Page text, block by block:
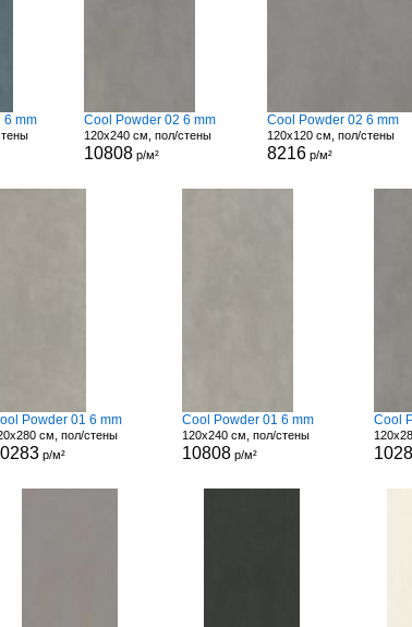
6 mm Cool Powder 02 6 mm
120x240 см, пол/стены
10808р/м²
Cool Powder 02 6 mm
120x120 см, пол/стены
8216р/м²
Powder 01 6 mm
см, пол/стены
р/м²
Cool Powder 01 6 mm
120x240 см, пол/стены
10808р/м²
Cool